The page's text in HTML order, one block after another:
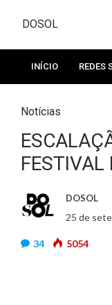
DOSOL
INÍCIO REDES
Notícias
DOSOL
25 de
34 5054